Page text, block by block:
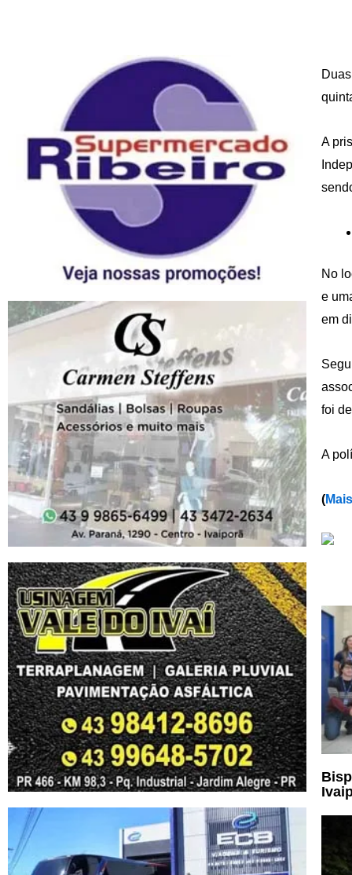
A
No
e
em
foi
A
(